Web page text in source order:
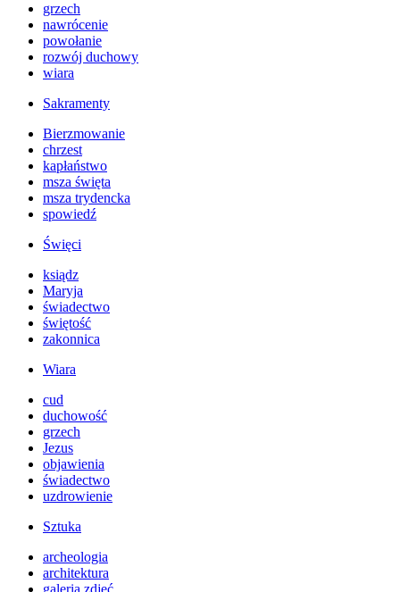
grzech
nawrócenie
powołanie
rozwój duchowy
wiara
Sakramenty
Bierzmowanie
chrzest
kapłaństwo
msza święta
msza trydencka
spowiedź
Święci
ksiądz
Maryja
świadectwo
świętość
zakonnica
Wiara
cud
duchowość
grzech
Jezus
objawienia
świadectwo
uzdrowienie
Sztuka
archeologia
architektura
galeria zdjęć